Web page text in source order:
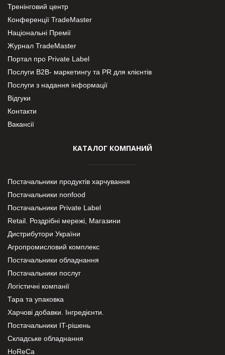
Тренінговий центр
Конференції TradeMaster
Національні Премії
Журнал TradeMaster
Портал про Private Label
Послуги В2В- маркетингу та PR для клієнтів
Послуги з надання інформації
Відгуки
Контакти
Вакансії
КАТАЛОГ КОМПАНИЙ
Постачальники продуктів харчування
Постачальники nonfood
Постачальники Private Label
Retail. Роздрібні мережі, Магазини
Дистрибутори України
Агропромисловий комплекс
Постачальники обладнання
Постачальники послуг
Логістичні компанії
Тара та упаковка
Харчові добавки. Інгредієнти.
Постачальники IT-рішень
Складське обладнання
HoReCa